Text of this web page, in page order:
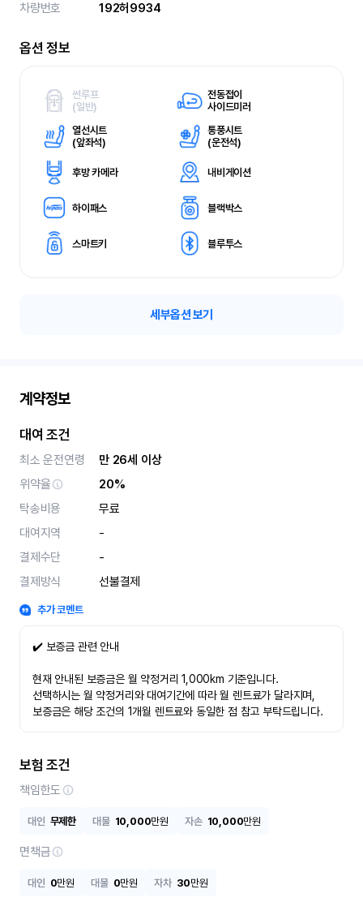
차량번호
192허9934
옵션 정보
썬루프
(일반)
전동접이
사이드미러
열선시트
(앞좌석)
통풍시트
(운전석)
후방 카메라 내비게이션
하이패스 블랙박스
스마트키 블루투스
세부옵션 보기
계약정보
대여 조건
최소 운전연령
만 26세 이상
위약율
20%
탁송비용
무료
대여지역
-
결제수단
-
결제방식
선불결제
추가 코멘트
✔️ 보증금 관련 안내
현재 안내된 보증금은 월 약정거리 1,000km 기준입니다.
선택하시는 월 약정거리와 대여기간에 따라 월 렌트료가 달라지며,
보증금은 해당 조건의 1개월 렌트료와 동일한 점 참고 부탁드립니다.
보험 조건
책임한도
대인 무제한 대물 10,000만원 자손 10,000만원
면책금
대인 0만원 대물 0만원 자차 30만원